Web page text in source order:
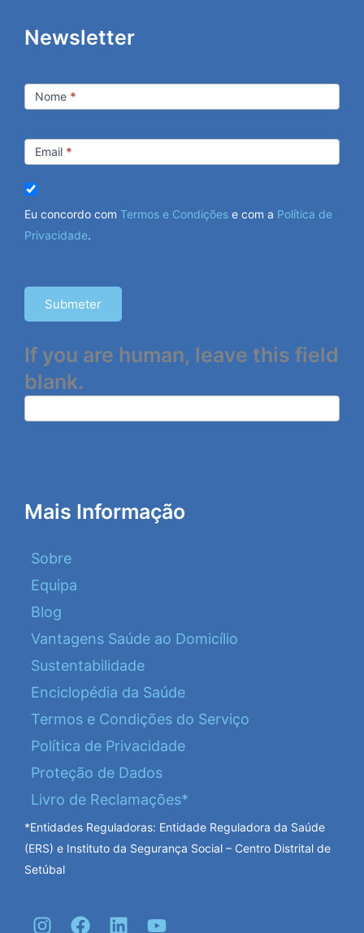
Newsletter
Nome *
Email *
Eu concordo com Termos e Condições e com a Política de
Privacidade.
Submeter
If you are human, leave this field
blank.
Mais Informação
Sobre
Equipa
Blog
Vantagens Saúde ao Domicílio
Sustentabilidade
Enciclopédia da Saúde
Termos e Condições do Serviço
Política de Privacidade
Proteção de Dados
Livro de Reclamações*
*Entidades Reguladoras: Entidade Reguladora da Saúde
(ERS) e Instituto da Segurança Social – Centro Distrital de
Setúbal
I
F
L